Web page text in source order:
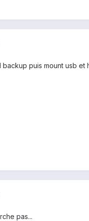
puis mount usb
pas...